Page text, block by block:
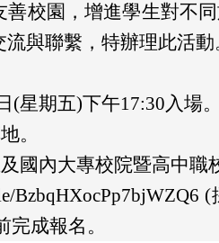
校園，增進學生對不
與聯繫，特辦理此活動
(星期五)下午17:30入場。
。
國內大專校院暨高中職
BzbqHXocPp7bjWZQ6
成報名。